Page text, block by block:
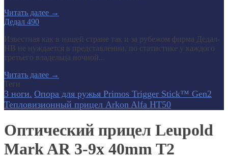
Читать далее →
Дедал 490
Известная как в нашей стране так и за рубежом фирма Дедал-
НВ не нуждается в представлении, по статистике у каждого
третьего владельца ночной...
Читать далее →
Теги
3 ноги. Опора для ружья Primos Trigger Stick™ Gen2
Тепловизионный прицел Arkon Alfa HT50
Оптический прицел Leupold
Mark AR 3-9x 40mm T2